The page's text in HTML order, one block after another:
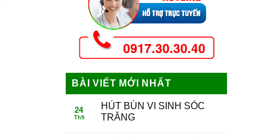
BÀI VIẾT MỚI NHẤT
24
Th9
HÚT BÙN VI SINH SÓC
TRĂNG